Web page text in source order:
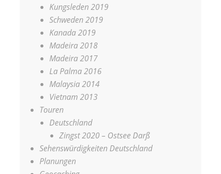
Kungsleden 2019
Schweden 2019
Kanada 2019
Madeira 2018
Madeira 2017
La Palma 2016
Malaysia 2014
Vietnam 2013
Touren
Deutschland
Zingst 2020 – Ostsee Darß
Sehenswürdigkeiten Deutschland
Planungen